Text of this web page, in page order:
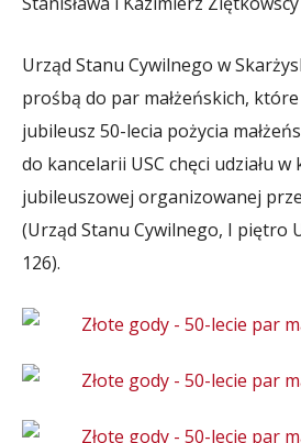
Urząd Stanu Cywilnego w
prośbą do par małżeńskich,
jubileusz 50-lecia pożycia
do kancelarii USC chęci udziału
jubileuszowej organizowanej
(Urząd Stanu Cywilnego, I piętro
126).